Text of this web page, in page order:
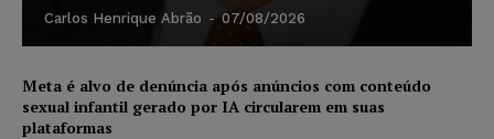
Carlos Henrique Abrão - 07/08/2026
Meta é alvo de denúncia após anúncios com conteúdo
sexual infantil gerado por IA circularem em suas
plataformas